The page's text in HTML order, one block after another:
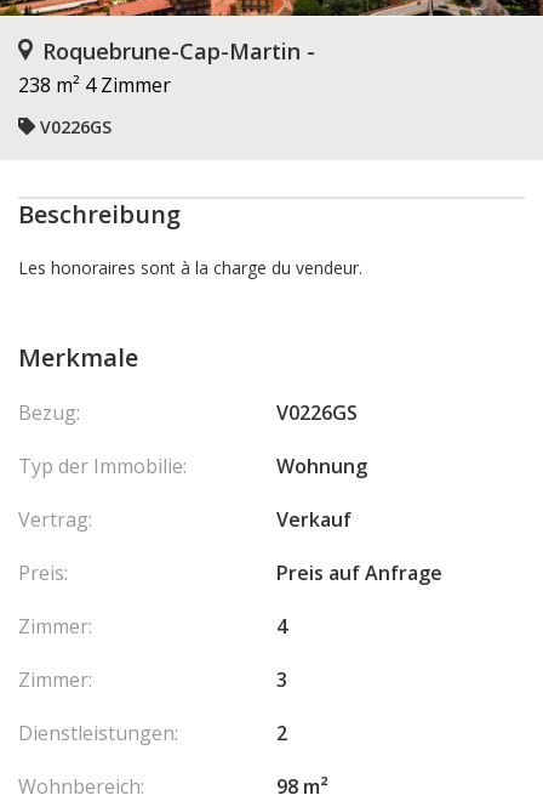
Roquebrune-Cap-Martin -
238 m² 4 Zimmer
V0226GS
Beschreibung
Les honoraires sont à la charge du vendeur.
Merkmale
Bezug:
V0226GS
Typ der Immobilie:
Wohnung
Vertrag:
Verkauf
Preis:
Preis auf Anfrage
Zimmer:
4
Zimmer:
3
Dienstleistungen:
2
Wohnbereich:
98 m²